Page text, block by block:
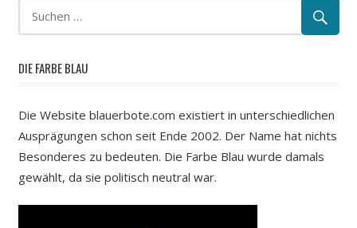
DIE FARBE BLAU
Die Website blauerbote.com existiert in unterschiedlichen
Ausprägungen schon seit Ende 2002. Der Name hat nichts
Besonderes zu bedeuten. Die Farbe Blau wurde damals
gewählt, da sie politisch neutral war.